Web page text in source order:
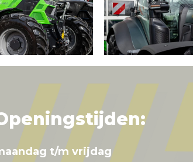
t/m vrijdag